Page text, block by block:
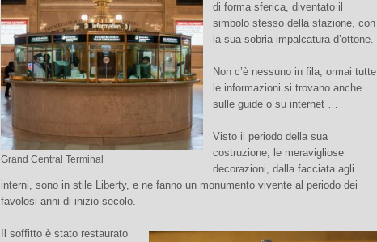
Grand Central Terminal
di forma sferica, diventato il
simbolo stesso della stazione, con
la sua sobria impalcatura d’ottone.
Non c’è nessuno in fila, ormai tutte
le informazioni si trovano anche
sulle guide o su internet …
Visto il periodo della sua
costruzione, le meravigliose
decorazioni, dalla facciata agli
interni, sono in stile Liberty, e ne fanno un monumento vivente al periodo dei
favolosi anni di inizio secolo.
Il soffitto è stato restaurato